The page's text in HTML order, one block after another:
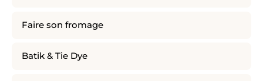
Faire son fromage
Batik & Tie Dye